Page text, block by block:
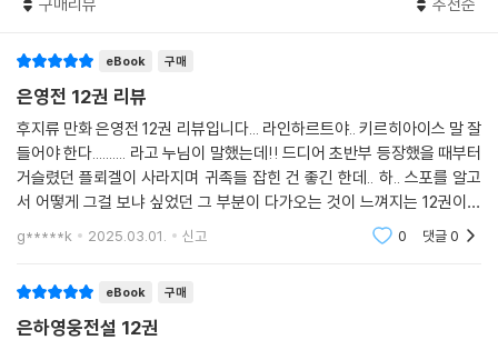
eBook 구매
은영전 12권 리뷰
후지류 만화 은영전 12권 리뷰입니다... 라인하르트야.. 키르히아이스 말 잘
들어야 한다.......... 라고 누님이 말했는데!! 드디어 초반부 등장했을 때부터
거슬렸던 플뢰겔이 사라지며 귀족들 잡힌 건 좋긴 한데.. 하.. 스포를 알고
서 어떻게 그걸 보냐 싶었던 그 부분이 다가오는 것이 느껴지는 12권이었
습니다. 가치관 자체는.. 키르히아이스 같은 인정을 무조건 부리기에는 쉽
지않은
g*****k 2025.03.01. 신고 0 댓글0
eBook 구매
은하영웅전설 12권